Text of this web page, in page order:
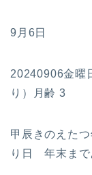
9月6日
20240906金曜
り）月齢 3
甲辰きのえた
り日 年末まで